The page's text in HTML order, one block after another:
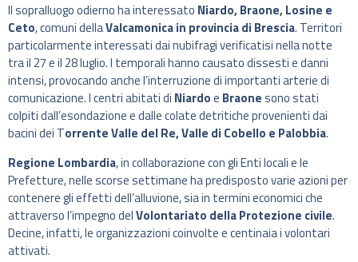
Il sopralluogo odierno ha interessato Niardo, Braone, Losine e
Ceto, comuni dellaValcamonica in provincia di Brescia. Territori
particolarmente interessati dai nubifragi verificatisi nella notte
tra il 27 e il 28 luglio. I temporali hanno causato dissesti e danni
intensi, provocando anche l’interruzione di importanti arterie di
comunicazione. I centri abitati di Niardoe Braonesono stati
colpiti dall’esondazione e dalle colate detritiche provenienti dai
bacini dei Torrente Valle del Re, Valle di Cobello e Palobbia.
Regione Lombardia, in collaborazione con gli Enti locali e le
Prefetture, nelle scorse settimane ha predisposto varie azioni per
contenere gli effetti dell’alluvione, sia in termini economici che
attraverso l’impegno delVolontariato della Protezione civile.
Decine, infatti, le organizzazioni coinvolte e centinaia i volontari
attivati.